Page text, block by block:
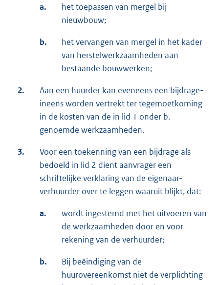
a.
het toepassen van mergel bij
nieuwbouw;
b.
het vervangen van mergel in het kader
van herstelwerkzaamheden aan
bestaande bouwwerken;
2.
Aan een huurder kan eveneens een bijdrage-
ineens worden vertrekt ter tegemoetkoming
in de kosten van de in lid 1 onder b.
genoemde werkzaamheden.
3.
Voor een toekenning van een bijdrage als
bedoeld in lid 2 dient aanvrager een
schriftelijke verklaring van de eigenaar-
verhuurder over te leggen waaruit blijkt, dat:
a.
wordt ingestemd met het uitvoeren van
de werkzaamheden door en voor
rekening van de verhuurder;
b.
Bij beëindiging van de
huurovereenkomst niet de verplichting